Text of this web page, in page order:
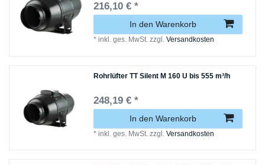
216,10 € *
In den Warenkorb
*inkl. ges. MwSt. zzgl.Versandkosten
Rohrlüfter TT Silent M 160 U bis 555 m³/h
248,19 € *
In den Warenkorb
*inkl. ges. MwSt. zzgl.Versandkosten